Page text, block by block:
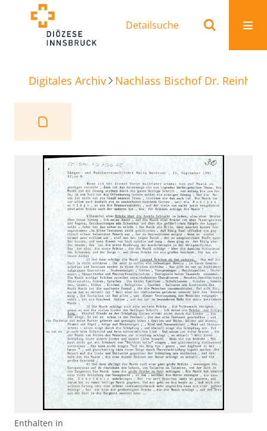
Detailsuche
Digitales Archiv Nachlass Bischof Dr.
Enthalten in